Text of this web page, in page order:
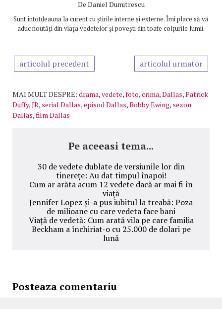
De Daniel Dumitrescu
Sunt întotdeauna la curent cu știrile interne și externe. Îmi place să vă
aduc noutăți din viața vedetelor și povești din toate colțurile lumii.
articolul precedent articolul urmator
MAI MULT DESPRE: drama,vedete,foto,crima,Dallas,Patrick
Duffy,JR, serial Dallas,episod Dallas,Bobby Ewing, sezon
Dallas,film Dallas
Pe aceeasi tema...
30 de vedete dublate de versiunile lor din
tinerețe: Au dat timpul înapoi!
Cum ar arăta acum 12 vedete dacă ar mai fi în
viață
Jennifer Lopez și-a pus iubitul la treabă: Poza
de milioane cu care vedeta face bani
Viață de vedetă: Cum arată vila pe care familia
Beckham a închiriat-o cu 25.000 de dolari pe
lună
Posteaza comentariu